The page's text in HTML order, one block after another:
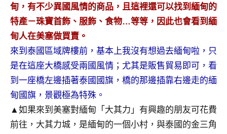
及
旅
遊
誌
專
欄、
觀
合
甸，有不少異國風情的商品，且這裡還可以找到緬甸的
特產－珠寶首飾、服飾、食物…等等，因此也會看到緬
甸人在美塞做買賣。
來到泰國區域牌樓前，基本上我沒有想過去緬甸啦，只
是在這座大橋感受兩國風情；尤其是販售貿易即可，看
到一座橋左邊插著泰國國旗，橋的那邊插靠右邊走的緬
甸國旗，景觀極為特殊。
▲如果來到美塞對緬甸「大其力」有興趣的朋友可花費
前往，大其力城，是緬甸的一個小村，與泰國的金三角